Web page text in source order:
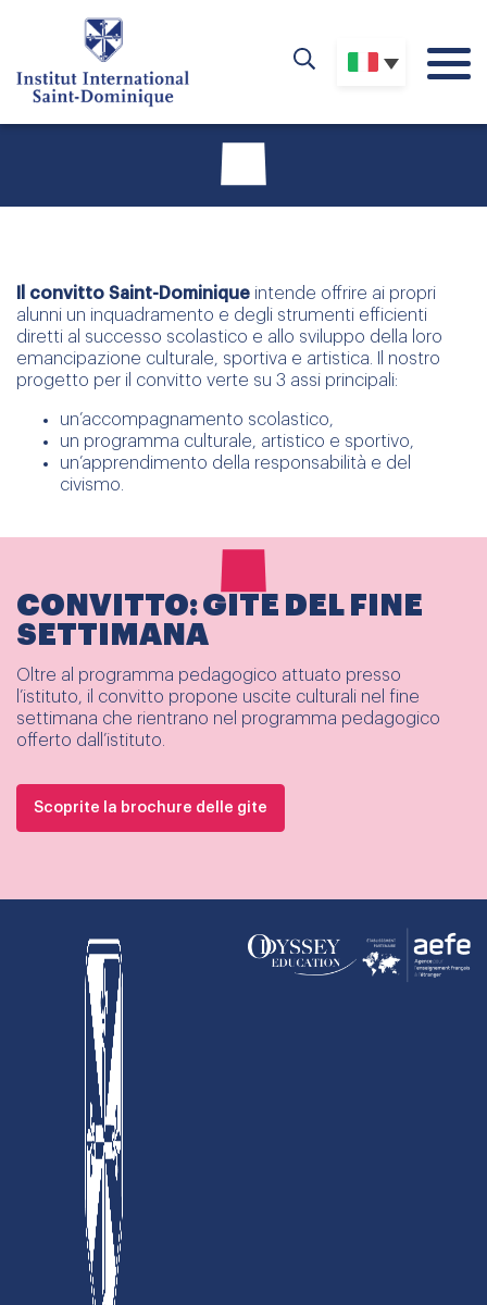
Il convitto Saint-Dominique intende offrire ai propri
alunni un inquadramento e degli strumenti efficienti
diretti al successo scolastico e allo sviluppo della loro
emancipazione culturale, sportiva e artistica. Il nostro
progetto per il convitto verte su 3 assi principali:
un’accompagnamento scolastico,
un programma culturale, artistico e sportivo,
un’apprendimento della responsabilità e del
civismo.
CONVITTO: GITE DEL FINE
SETTIMANA
Oltre al programma pedagogico attuato presso
l’istituto, il convitto propone uscite culturali nel fine
settimana che rientrano nel programma pedagogico
offerto dall’istituto.
Scoprite la brochure delle gite